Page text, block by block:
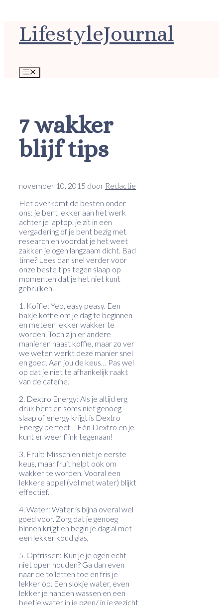
LifestyleJournal
Menu
7 wakker
blijf tips
november 10, 2015 door Redactie
Het overkomt de besten onder
ons: je bent lekker aan het werk
achter je laptop, je zit in een
vergadering of je bent bezig met
research en voordat je het weet
zakken je ogen langzaam dicht. Bad
time? Lees dan snel verder voor
onze beste tips tegen slaap op
momenten dat je het niet kunt
gebruiken.
1. Koffie: Yep, easy peasy. Een
bakje koffie om je dag te beginnen
en meteen lekker wakker te
worden. Toch zijn er andere
manieren naast koffie, maar zo ver
we weten werkt deze manier snel
en goed. Aan jou de keus… Pas wel
op dat je niet te afhankelijk raakt
van de cafeïne.
2. Dextro Energy: Als je altijd erg
druk bent en soms niet genoeg
slaap of energy krijgt is Dextro
Energy perfect… Eén Dextro en je
kunt er weer flink tegenaan!
3. Fruit: Misschien niet je eerste
keus, maar fruit helpt ook om
wakker te worden. Vooral een
lekkere appel (vol met water) blijkt
effectief.
4. Water: Water is bijna overal wel
goed voor. Zorg dat je genoeg
binnen krijgt en begin je dag al met
een lekker koud glas,
5. Opfrissen: Kun je je ogen echt
niet open houden? Ga dan even
naar de toiletten toe en fris je
lekker op. Een slokje water, even
lekker je handen wassen en een
beetje water in je ogen/ in je gezicht